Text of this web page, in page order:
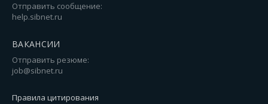
Отправить сообщение:
help.sibnet.ru
ВАКАНСИИ
Отправить резюме:
job@sibnet.ru
Правила цитирования